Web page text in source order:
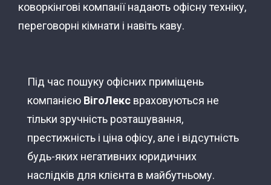
коворкінгові компанії надають офісну техніку,
переговорні кімнати і навіть каву.
Під час пошуку офісних приміщень
компанією ВігоЛекс враховуються не
тільки зручність розташування,
престижність і ціна офісу, але і відсутність
будь-яких негативних юридичних
наслідків для клієнта в майбутньому.